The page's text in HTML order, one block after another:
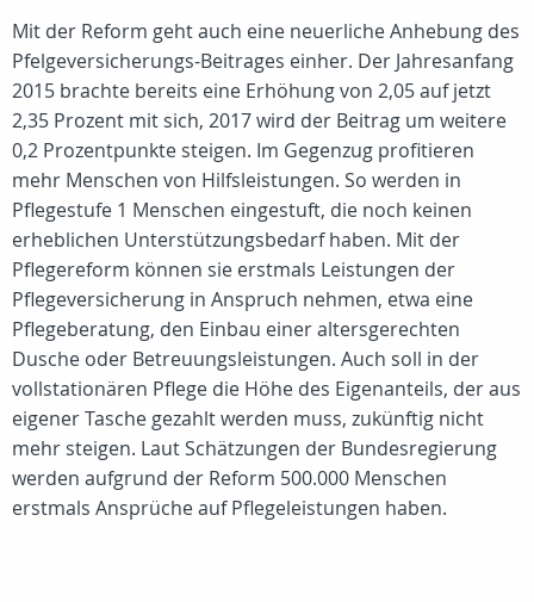
Mit der Reform geht auch eine neuerliche Anhebung des
Pfelgeversicherungs-Beitrages einher. Der Jahresanfang
2015 brachte bereits eine Erhöhung von 2,05 auf jetzt
2,35 Prozent mit sich, 2017 wird der Beitrag um weitere
0,2 Prozentpunkte steigen. Im Gegenzug profitieren
mehr Menschen von Hilfsleistungen. So werden in
Pflegestufe 1 Menschen eingestuft, die noch keinen
erheblichen Unterstützungsbedarf haben. Mit der
Pflegereform können sie erstmals Leistungen der
Pflegeversicherung in Anspruch nehmen, etwa eine
Pflegeberatung, den Einbau einer altersgerechten
Dusche oder Betreuungsleistungen. Auch soll in der
vollstationären Pflege die Höhe des Eigenanteils, der aus
eigener Tasche gezahlt werden muss, zukünftig nicht
mehr steigen. Laut Schätzungen der Bundesregierung
werden aufgrund der Reform 500.000 Menschen
erstmals Ansprüche auf Pflegeleistungen haben.